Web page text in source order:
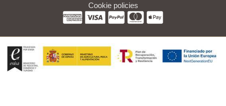
Cookie policies